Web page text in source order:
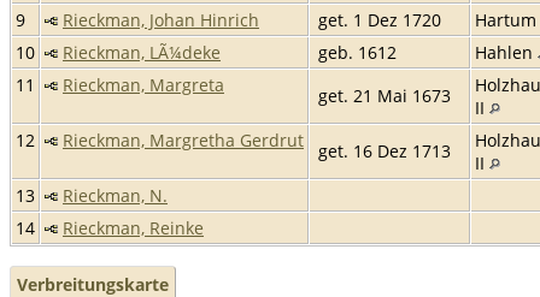
9
Rieckman, Johan Hinrich get. 1 Dez 1720
Hartum
10
Rieckman, LÃ¼deke geb. 1612
Hahlen
11
Rieckman, Margreta get. 21 Mai 1673
II
12
Rieckman, Margretha Gerdrut get. 16 Dez 1713
II
13
Rieckman, N.
14
Rieckman, Reinke
Verbreitungskarte